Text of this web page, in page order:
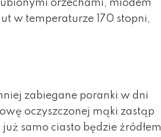
orzechami, miodem
w temperaturze 170 stopni,
zabiegane poranki w dni
oczyszczonej mąki zastąp
samo ciasto będzie źródłem